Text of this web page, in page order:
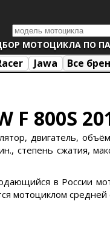
МОТОЦИКЛА ПО
Jawa Все
F 800S
двигатель,
степень сжатия,
в России
мотоциклом средней